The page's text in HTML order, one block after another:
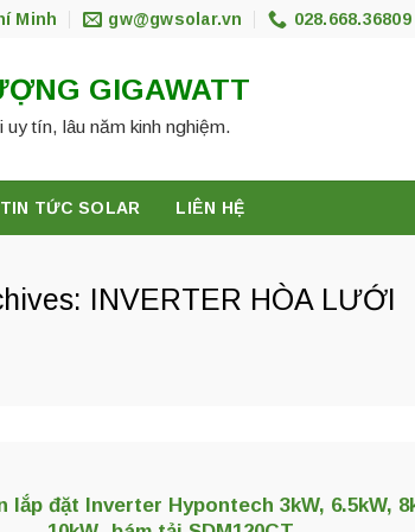
Minh gw@gwsolar.vn 028.668.36809
GIGAWATT
tín, lâu năm kinh nghiệm.
TIN TỨC SOLAR LIÊN HỆ
INVERTER HÒA LƯỚI
lắp đặt Inverter Hypontech 3kW, 6.5kW,